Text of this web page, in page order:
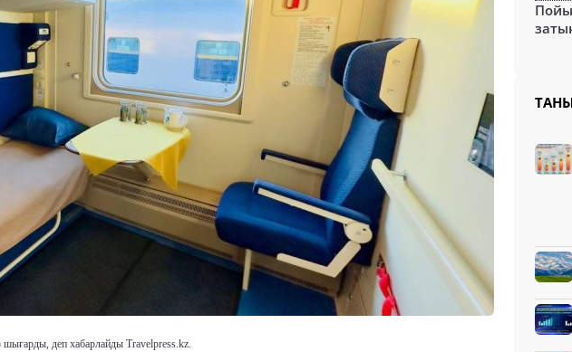
деп хабарлайды Travelpress.kz.